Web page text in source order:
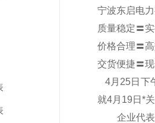
宁波东启电
质量稳定〓
价格合理〓
交货便捷〓
4月25日下
就4月19日*
企业代表纷